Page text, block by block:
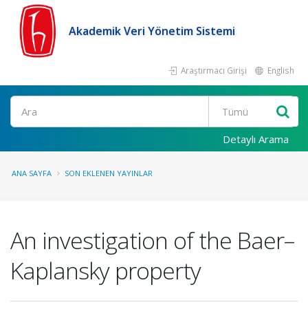
Akademik Veri Yönetim Sistemi
Araştırmacı Girişi English
Ara
Detaylı Arama
ANA SAYFA SON EKLENEN YAYINLAR
An investigation of the Baer–
Kaplansky property